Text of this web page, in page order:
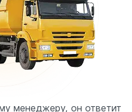
менеджеру, он ответит